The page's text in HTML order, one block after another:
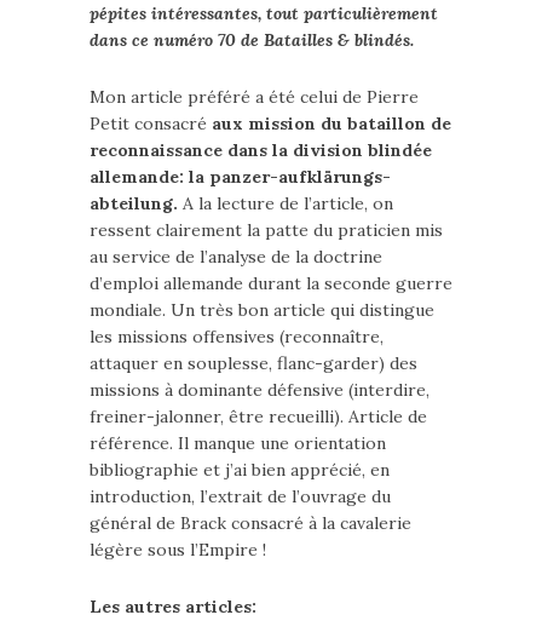
pépites intéressantes, tout particulièrement
dans ce numéro 70 de Batailles & blindés.
Mon article préféré a été celui de Pierre
Petit consacré aux mission du bataillon de
reconnaissance dans la division blindée
allemande: la panzer-aufklärungs-
abteilung. A la lecture de l’article, on
ressent clairement la patte du praticien mis
au service de l’analyse de la doctrine
d’emploi allemande durant la seconde guerre
mondiale. Un très bon article qui distingue
les missions offensives (reconnaître,
attaquer en souplesse, flanc-garder) des
missions à dominante défensive (interdire,
freiner-jalonner, être recueilli). Article de
référence. Il manque une orientation
bibliographie et j’ai bien apprécié, en
introduction, l’extrait de l’ouvrage du
général de Brack consacré à la cavalerie
légère sous l’Empire !
Les autres articles: